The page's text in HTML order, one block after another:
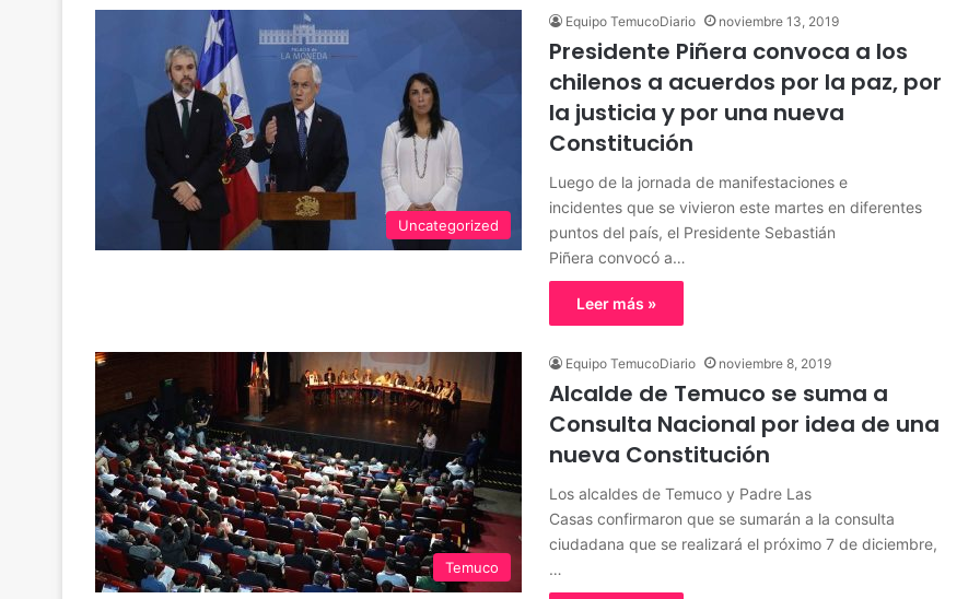
Uncategorized
Equipo TemucoDiario noviembre 13, 2019
Presidente Piñera convoca a los
chilenos a acuerdos por la paz, por
la justicia y por una nueva
Constitución
Luego de la jornada de manifestaciones e
incidentes que se vivieron este martes en diferentes
puntos del país, el Presidente Sebastián
Piñera convocó a…
Leer más »
Temuco
Equipo TemucoDiario noviembre 8, 2019
Alcalde de Temuco se suma a
Consulta Nacional por idea de una
nueva Constitución
Los alcaldes de Temuco y Padre Las
Casas confirmaron que se sumarán a la consulta
ciudadana que se realizará el próximo 7 de diciembre,
…